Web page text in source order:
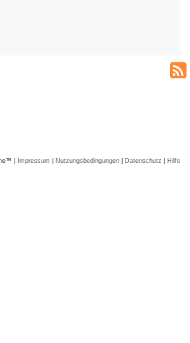
| Impressum | Nutzungsbedingungen | Datenschutz | Hilfe